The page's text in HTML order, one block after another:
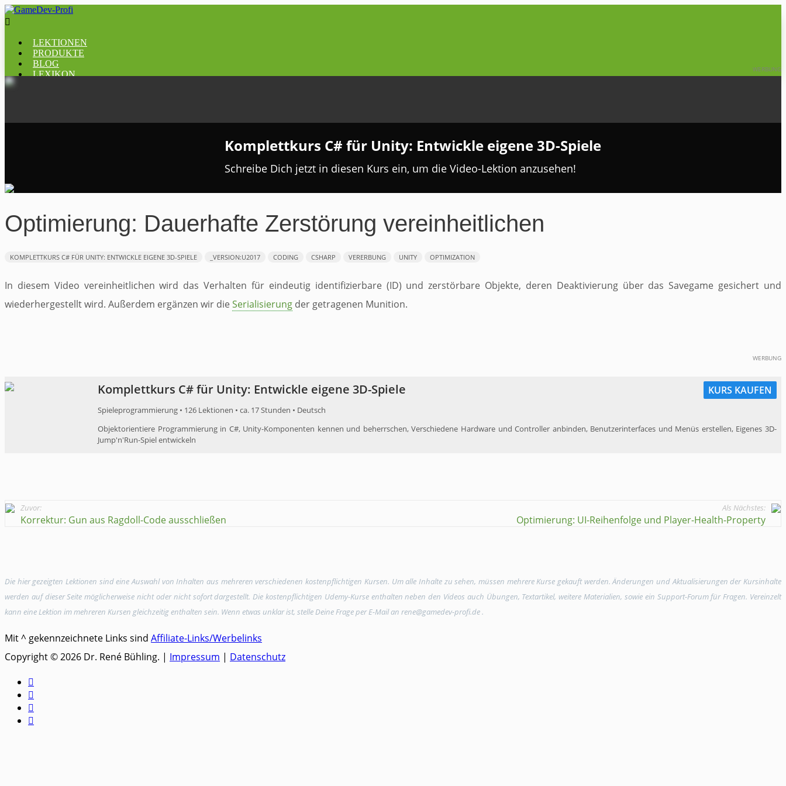

LEKTIONEN
PRODUKTE
BLOG
LEXIKON
WERBUNG
Komplettkurs ​C# für Unity: ​Entwickle eigene 3D-Spiele
Schreibe Dich jetzt in diesen Kurs ein, um die Video-Lektion anzusehen!
Optimierung: Dauerhafte Zerstörung vereinheitlichen
KOMPLETTKURS ​C# FÜR UNITY: ​ENTWICKLE EIGENE 3D-SPIELE _VERSION:U2017 CODING CSHARP VERERBUNG UNITY OPTIMIZATION
In diesem Video vereinheitlichen wird das Verhalten für eindeutig identifizierbare (ID) und zerstörbare Objekte, deren Deaktivierung über das Savegame gesichert und
wiederhergestellt wird. Außerdem ergänzen wir dieSerialisierung der getragenen Munition.
WERBUNG
Komplettkurs ​C# für Unity: ​Entwickle eigene 3D-Spiele KURS KAUFEN
Spieleprogrammierung • 126 Lektionen • ca. 17 Stunden • Deutsch
Objektorientiere Programmierung in C#, ​Unity-Komponenten kennen und ​beherrschen, ​Verschiedene ​Hardware und Controller anbinden, ​Benutzerinterfaces und Menüs erstellen, ​Eigenes 3D-
Jump'n'Run-Spiel ​​entwickeln
Zuvor:
Korrektur: Gun aus Ragdoll-Code ausschließen
Als Nächstes:
Optimierung: UI-Reihenfolge und Player-Health-Property
Die hier gezeigten Lektionen sind eine Auswahl von Inhalten aus mehreren verschiedenen kostenpflichtigen Kursen. Um alle Inhalte zu sehen, müssen mehrere Kurse gekauft werden. Änderungen und Aktualisierungen der Kursinhalte
werden auf dieser Seite möglicherweise nicht oder nicht sofort dargestellt. Die kostenpflichtigen Udemy-Kurse enthalten neben den Videos auch Übungen, Textartikel, weitere Materialien, sowie ein Support-Forum für Fragen. Vereinzelt
kann eine Lektion im mehreren Kursen gleichzeitig enthalten sein. Wenn etwas unklar ist, stelle Deine Frage per E-Mail an rene@gamedev-profi.de .
Mit ^ gekennzeichnete Links sind Affiliate-Links/Werbelinks
Copyright © 2026 Dr. René Bühling. | Impressum | Datenschutz



